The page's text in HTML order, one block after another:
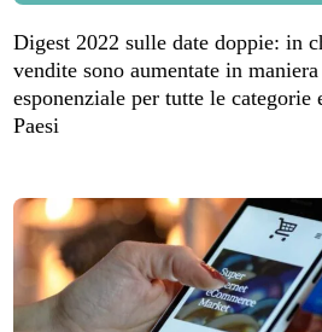
Digest 2022 sulle date doppie: in
vendite sono aumentate in maniera
esponenziale per tutte le
Paesi